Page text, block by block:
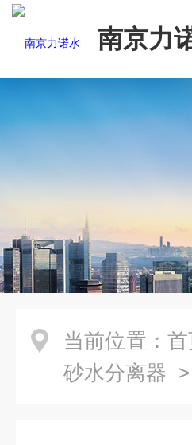
南京力
当前位置：
砂水分离器